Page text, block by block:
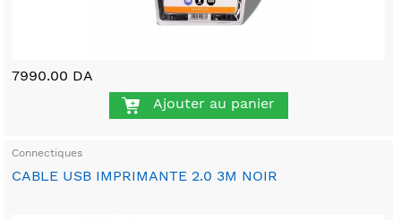
7990.00 DA
Ajouter au panier
Connectiques
CABLE USB IMPRIMANTE 2.0 3M NOIR